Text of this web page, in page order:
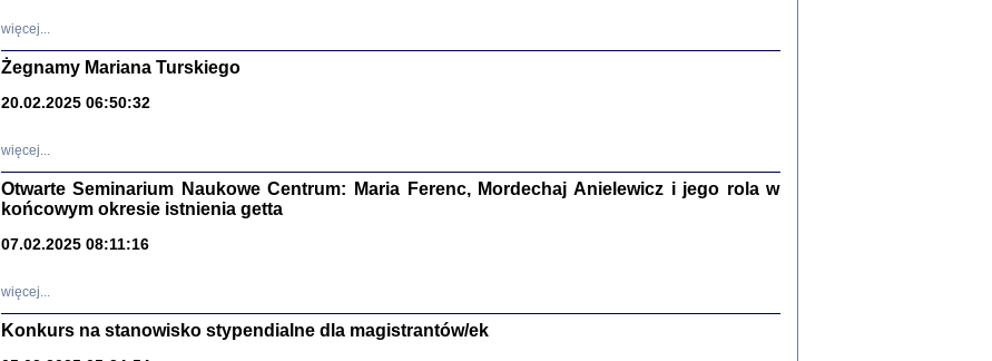
Warszawa 2017
Pisma Kopla i Mirki Piżyców o życiu w getcie i okupowanej
Warszawie
więcej...
Żegnamy Mariana Turskiego
20.02.2025 06:50:32
więcej...
Otwarte Seminarium Naukowe Centrum: Maria Ferenc, Mordechaj Anielewicz i jego rola w
końcowym okresie istnienia getta
07.02.2025 08:11:16
więcej...
Konkurs na stanowisko stypendialne dla magistrantów/ek